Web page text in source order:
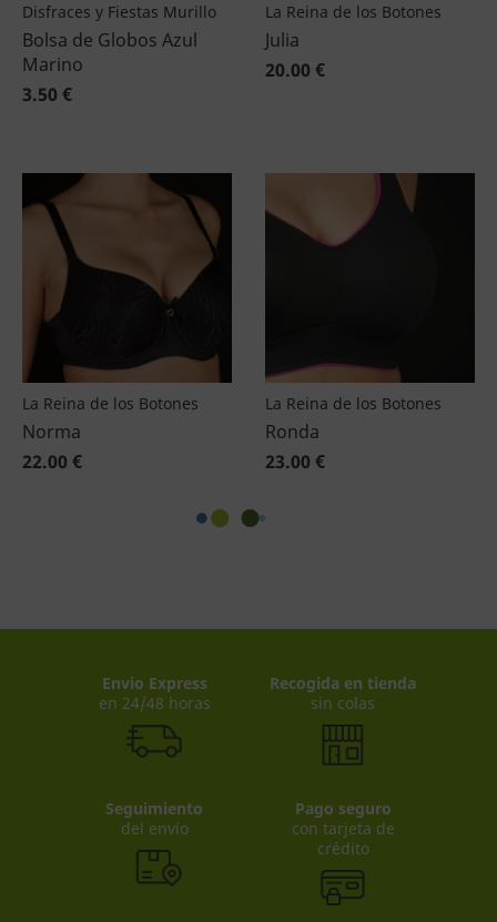
Disfraces y Fiestas Murillo
Bolsa de Globos Azul
Marino
3.50 €
La Reina de los Botones
Julia
20.00 €
La Reina de los Botones
Norma
22.00 €
La Reina de los Botones
Ronda
23.00 €
Envio Express
en 24/48 horas
Recogida en tienda
sin colas
Seguimiento
del envío
Pago seguro
con tarjeta de
crédito